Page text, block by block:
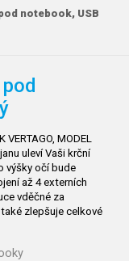
notebook, USB
VERTAGO, MODEL
uleví Vaši krční
výšky očí bude
až 4 externích
vděčné za
zlepšuje celkové